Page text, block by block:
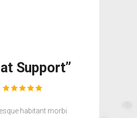
Support”
habitant morbi